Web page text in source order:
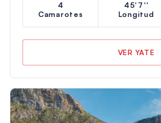
4
Camarotes
45'7''
Longitud
VER YATE